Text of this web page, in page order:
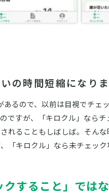
の時間短縮になり
あるので、以前は目視でチェ
ですが、「キロクル」なら
れることもしばしば。そん
「キロクル」なら未チェッ
クすること」で